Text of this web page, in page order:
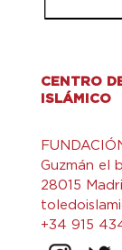
CENTRO
ISLÁMICO
Guzmán el
28015
+34 915